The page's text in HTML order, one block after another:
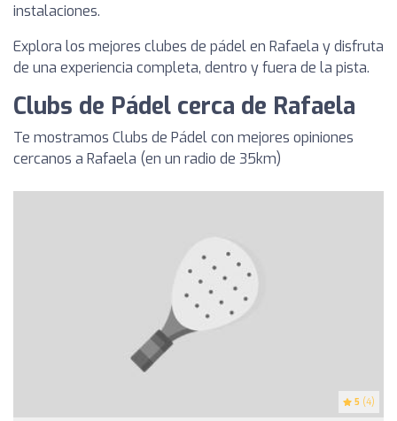
instalaciones.
Explora los mejores clubes de pádel en Rafaela y disfruta
de una experiencia completa, dentro y fuera de la pista.
Clubs de Pádel cerca de Rafaela
Te mostramos Clubs de Pádel con mejores opiniones
cercanos a Rafaela (en un radio de 35km)
5 (4)